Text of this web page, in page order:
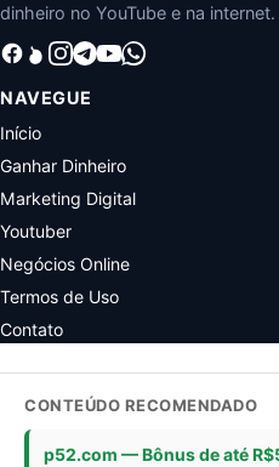
dinheiro no YouTube e na internet.
NAVEGUE
Início
Ganhar Dinheiro
Marketing Digital
Youtuber
Negócios Online
Termos de Uso
Contato
CONTEÚDO RECOMENDADO
p52.com — Bônus de até